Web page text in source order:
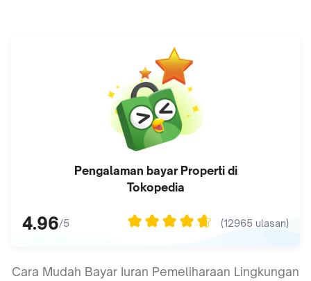
Pengalaman bayar Propertidi
Tokopedia
4.96/5 (12965 ulasan)
Cara Mudah Bayar Iuran Pemeliharaan Lingkungan